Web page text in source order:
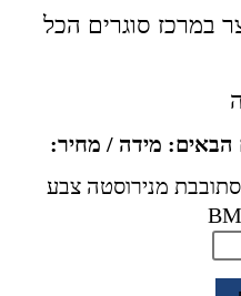
במרכז סוגרים הכל
הבאים: מידה / מחיר:
מנירוסטה צבע